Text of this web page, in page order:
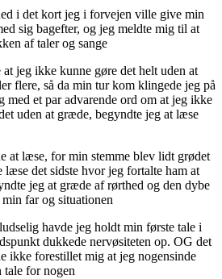
i det kort jeg i forvejen ville give min
sig bagefter, og jeg meldte mig til at
af taler og sange
at jeg ikke kunne gøre det helt uden at
flere, så da min tur kom klingede jeg på
med et par advarende ord om at jeg ikke
uden at græde, begyndte jeg at læse
at læse, for min stemme blev lidt grødet
læse det sidste hvor jeg fortalte ham at
jeg at græde af rørthed og den dybe
far og situationen
havde jeg holdt min første tale i
dukkede nervøsiteten op. OG det
ikke forestillet mig at jeg nogensinde
tale for nogen